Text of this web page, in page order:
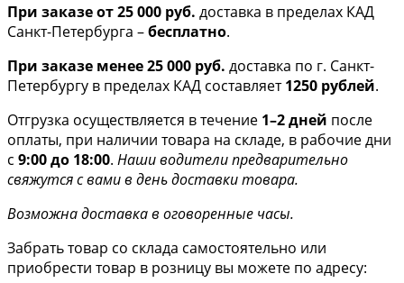
При заказе от 25 000 руб. доставка в пределах КАД
Санкт-Петербурга –бесплатно.
При заказе менее 25 000 руб. доставка по г. Санкт-
Петербургу в пределах КАД составляет1250 рублей.
Отгрузка осуществляется в течение 1–2 дней после
оплаты, при наличии товара на складе, в рабочие дни
с 9:00 до 18:00. Наши водители предварительно
свяжутся с вами в день доставки товара.
Возможна доставка в оговоренные часы.
Забрать товар со склада самостоятельно или
приобрести товар в розницу вы можете по адресу: